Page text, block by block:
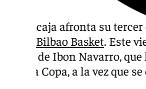
El Unicaja afronta su
Surne Bilbao Basket. Este
previa de Ibon Navarro,
para la Copa, a la vez que